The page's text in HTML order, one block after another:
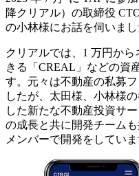
降クリアル）の取締役
の小林様にお話を伺いまし
クリアルでは、1 万円か
きる「CREAL」などの資
す。元々は不動産の私募
したが、太田様、小林様
した新たな不動産投資サ
の成長と共に開発チーム
メンバーで開発をしていま